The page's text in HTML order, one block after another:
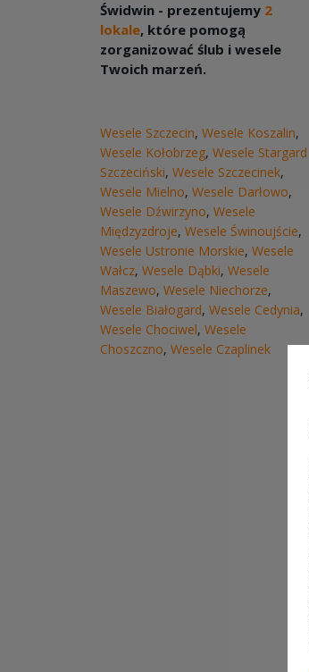
Świdwin - prezentujemy 2
lokale, które pomogą
zorganizować ślub i wesele
Twoich marzeń.
Wesele Szczecin, Wesele Koszalin,
Wesele Kołobrzeg, Wesele Stargard
Szczeciński, Wesele Szczecinek,
Wesele Mielno, Wesele Darłowo,
Wesele Dźwirzyno, Wesele
Międzyzdroje, Wesele Świnoujście,
Wesele Ustronie Morskie, Wesele
Wałcz, Wesele Dąbki, Wesele
Maszewo, Wesele Niechorze,
Wesele Białogard, Wesele Cedynia,
Wesele Chociwel, Wesele
Choszczno, Wesele Czaplinek